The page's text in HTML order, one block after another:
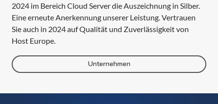
2024 im Bereich Cloud Server die Auszeichnung in Silber.
Eine erneute Anerkennung unserer Leistung. Vertrauen
Sie auch in 2024 auf Qualität und Zuverlässigkeit von
Host Europe.
Unternehmen